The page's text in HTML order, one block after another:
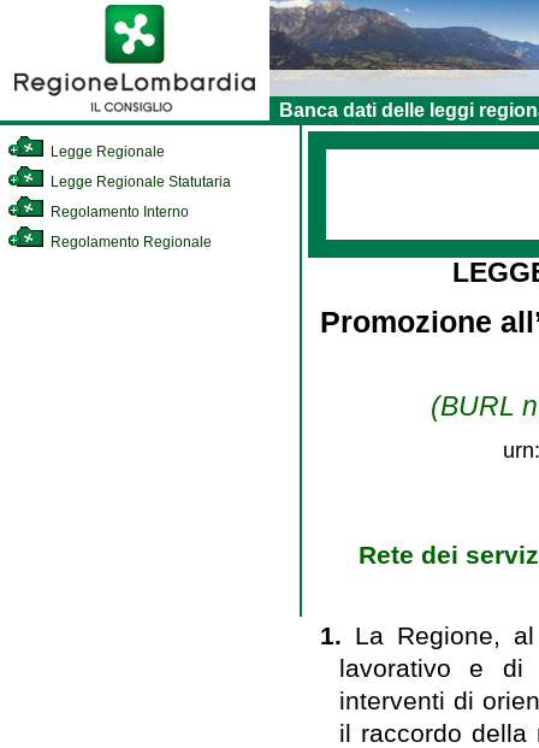
Banca dati delle leggi
Legge Regionale
Legge Regionale Statutaria
Regolamento Interno
Regolamento Regionale
Promozione
(BURL
Rete dei
1. La Regione,
lavorativo e di
interventi di
il raccordo